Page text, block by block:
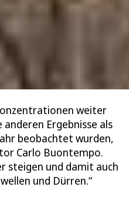
weiter
Ergebnisse als
beobachtet wurden,
Carlo Buontempo.
steigen und damit auch
und Dürren.“